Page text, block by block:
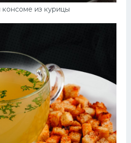
консоме из курицы